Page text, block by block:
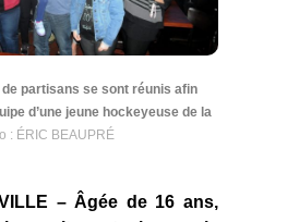
partisans se sont réunis afin
d’une jeune hockeyeuse de la
: ÉRIC BEAUPRÉ
– Âgée de 16 ans,